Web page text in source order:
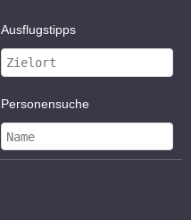
Ausflugstipps
Personensuche